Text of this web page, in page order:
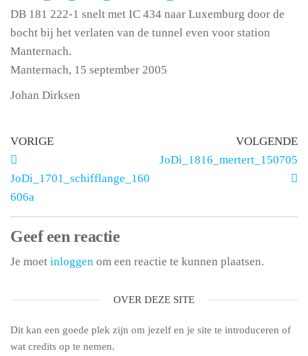
DB 181 222-1 snelt met IC 434 naar Luxemburg door de
bocht bij het verlaten van de tunnel even voor station
Manternach.
Manternach, 15 september 2005
Johan Dirksen
VORIGE
JoDi_1701_schifflange_160
606a
VOLGENDE
JoDi_1816_mertert_150705
Geef een reactie
Je moet inloggen om een reactie te kunnen plaatsen.
OVER DEZE SITE
Dit kan een goede plek zijn om jezelf en je site te introduceren of
wat credits op te nemen.